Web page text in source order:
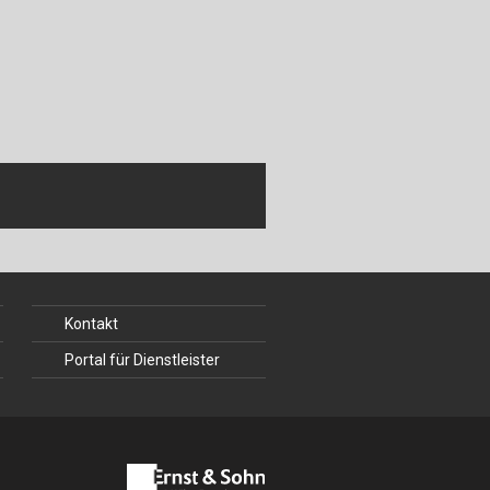
Kontakt
Portal für Dienstleister